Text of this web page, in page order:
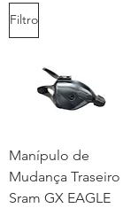
Filtro
Manípulo de
Mudança Traseiro
Sram GX EAGLE